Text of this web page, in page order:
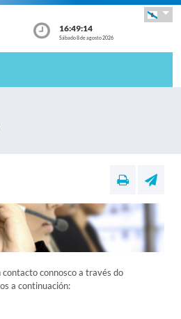
16:49:14
Sábado 8 de agosto 2026
contacto connosco a través do
a continuación: